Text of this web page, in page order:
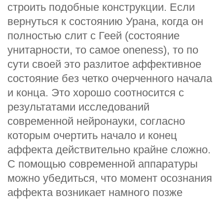
строить подобные конструкции. Если
вернуться к состоянию Урана, когда он
полностью слит с Геей (состояние
унитарности, то самое oneness), то по
сути своей это разлитое аффективное
состояние без четко очерченного начала
и конца. Это хорошо соотносится с
результатами исследований
современной нейронауки, согласно
которым очертить начало и конец
аффекта действительно крайне сложно.
С помощью современной аппаратуры
можно убедиться, что момент осознания
аффекта возникает намного позже